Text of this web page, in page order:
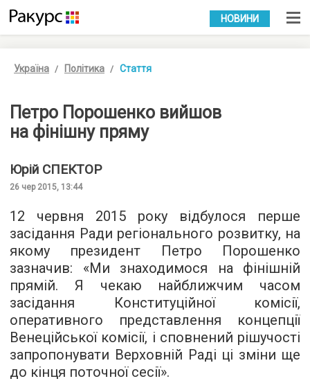
УКР РУС
НОВИНИ
Україна Політика Стаття
Петро Порошенко вийшов
на фінішну пряму
Юрій СПЕКТОР
26 чер 2015, 13:44
12 червня 2015 року відбулося перше
засідання Ради регіонального розвитку, на
якому президент Петро Порошенко
зазначив: «Ми знаходимося на фінішній
прямій. Я чекаю найближчим часом
засідання Конституційної комісії,
оперативного представлення концепції
Венеційської комісії, і сповнений рішучості
запропонувати Верховній Раді ці зміни ще
до кінця поточної сесії».